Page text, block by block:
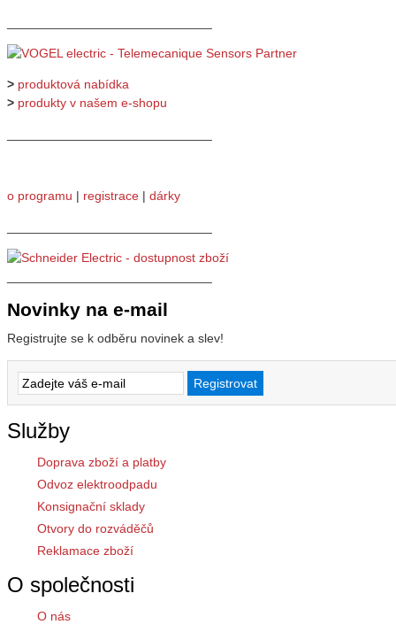
> produktová nabídka
> produkty v našem e-shopu
o programu | registrace | dárky
Novinky na e-mail
Registrujte se k odběru novinek a slev!
Služby
Doprava zboží a platby
Odvoz elektroodpadu
Konsignační sklady
Otvory do rozváděčů
Reklamace zboží
O společnosti
O nás